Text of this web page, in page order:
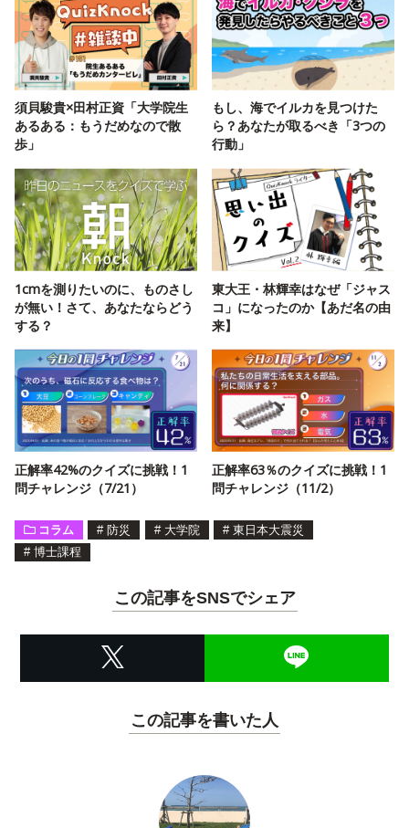
須貝駿貴×田村正資「大学院生
あるある：もうだめなので散
歩」
もし、海でイルカを見つけた
ら？あなたが取るべき「3つの
行動」
1cmを測りたいのに、ものさし
が無い！さて、あなたならどう
する？
東大王・林輝幸はなぜ「ジャス
コ」になったのか【あだ名の由
来】
正解率42%のクイズに挑戦！1
問チャレンジ（7/21）
正解率63％のクイズに挑戦！1
問チャレンジ（11/2）
コラム # 防災 # 大学院 # 東日本大震災
# 博士課程
この記事をSNSでシェア
この記事を書いた人